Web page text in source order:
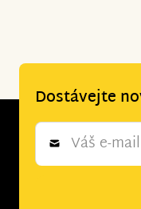
Dostávejte
Newsletter